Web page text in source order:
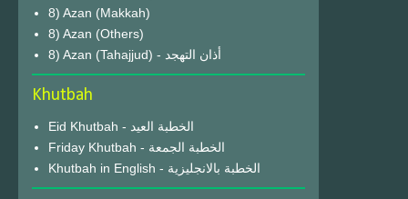
8) Azan (Makkah)
8) Azan (Others)
8) Azan (Tahajjud) - أذان التهجد
Khutbah
Eid Khutbah - الخطبة العيد
Friday Khutbah - الخطبة الجمعة
Khutbah in English - الخطبة بالانجليزية